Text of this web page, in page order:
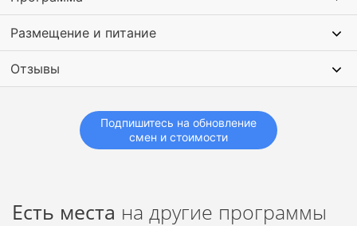
Размещение и питание
Отзывы
Подпишитесь на обновление
смен и стоимости
Есть места на другие программы